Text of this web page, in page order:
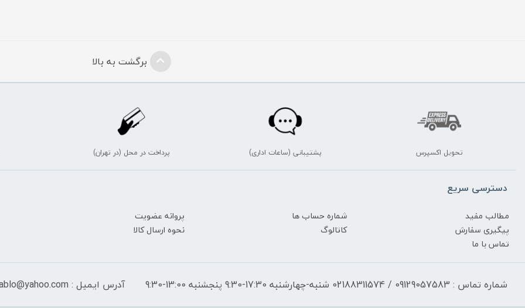
برگشت به بالا
تحویل اکسپرس پشتیبانی (ساعات اداری) پرداخت در محل (در تهران)
دسترسی سریع
مطالب مفید شماره حساب ها
پروانه عضویت
پیگیری سفارش
کاتالوگ
نحوه ارسال کالا
تماس با ما
شماره تماس : 09129057583 / 02188311574 شنبه-چهارشنبه 17:30-9:30 پنجشنبه 13:00-9:30 آدرس ایمیل : peymantablo@yahoo.com